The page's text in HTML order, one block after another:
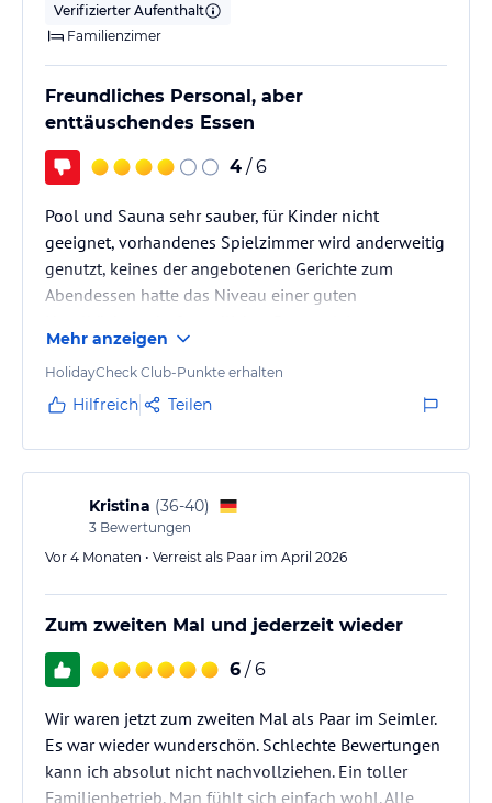
Verifizierter Aufenthalt
Familienzimer
Freundliches Personal, aber
enttäuschendes Essen
4 / 6
Pool und Sauna sehr sauber, für Kinder nicht
geeignet, vorhandenes Spielzimmer wird anderweitig
genutzt, keines der angebotenen Gerichte zum
Abendessen hatte das Niveau einer guten
nicht zu empfehlen
Mehr anzeigen
HolidayCheck Club-Punkte erhalten
Hilfreich Teilen
Kristina (36-40)
3 Bewertungen
Vor 4 Monaten • Verreist als Paar im April 2026
Zum zweiten Mal und jederzeit wieder
6 / 6
Wir waren jetzt zum zweiten Mal als Paar im Seimler.
Es war wieder wunderschön. Schlechte Bewertungen
kann ich absolut nicht nachvollziehen. Ein toller
Familienbetrieb. Man fühlt sich einfach wohl. Alle